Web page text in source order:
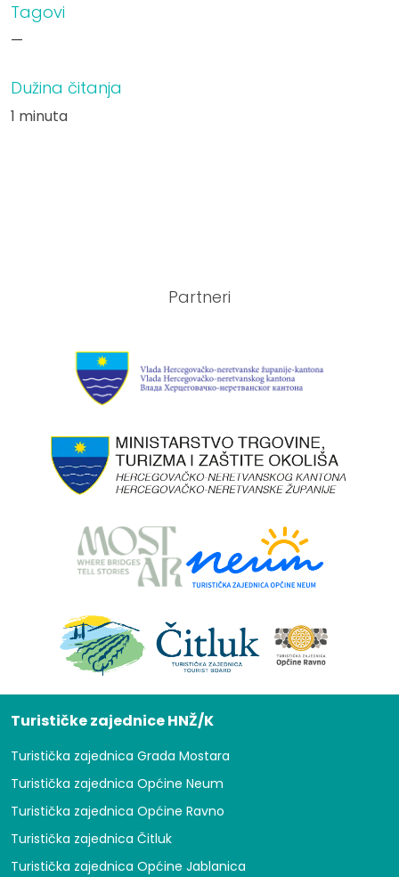
Tagovi
—
Dužina čitanja
1 minuta
Partneri
Turističke zajednice HNŽ/K
Turistička zajednica Grada Mostara
Turistička zajednica Općine Neum
Turistička zajednica Općine Ravno
Turistička zajednica Čitluk
Turistička zajednica Općine Jablanica